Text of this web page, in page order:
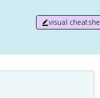
visual